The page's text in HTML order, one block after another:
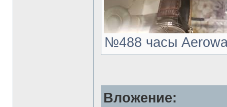
№488 часы
Вложение: